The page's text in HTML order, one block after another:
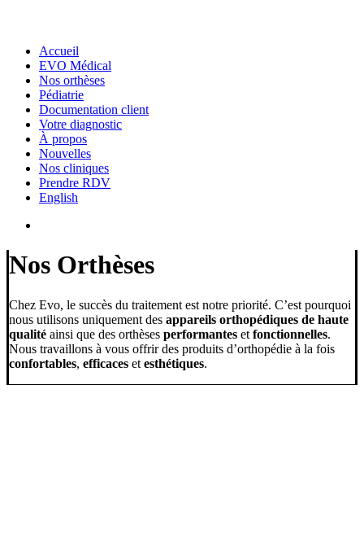
Accueil
EVO Médical
Nos orthèses
Pédiatrie
Documentation client
Votre diagnostic
À propos
Nouvelles
Nos cliniques
Prendre RDV
English
Nos Orthèses
Chez Evo, le succès du traitement est notre priorité. C’est pourquoi
nous utilisons uniquement des appareils orthopédiques de haute
qualité ainsi que des orthèses performantes et fonctionnelles.
Nous travaillons à vous offrir des produits d’orthopédie à la fois
confortables, efficaces et esthétiques.